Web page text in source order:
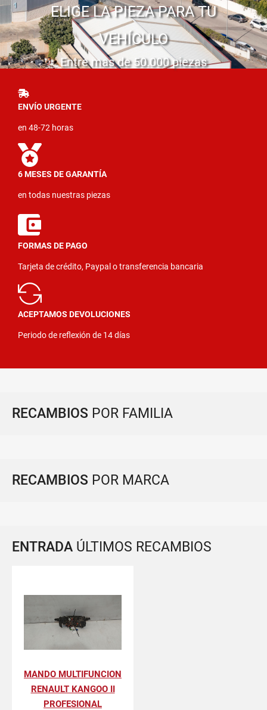
ELIGE LA PIEZA PARA TU
VEHÍCULO
Entre mas de 50.000 piezas
ENVÍO URGENTE
en 48-72 horas
6 MESES DE GARANTÍA
en todas nuestras piezas
FORMAS DE PAGO
Tarjeta de crédito, Paypal o transferencia bancaria
ACEPTAMOS DEVOLUCIONES
Periodo de reflexión de 14 días
RECAMBIOS POR FAMILIA
RECAMBIOS POR MARCA
ENTRADA ÚLTIMOS RECAMBIOS
MANDO MULTIFUNCION
RENAULT KANGOO II
PROFESIONAL